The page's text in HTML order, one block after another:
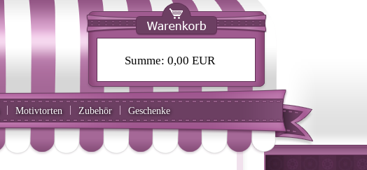
| Motivtorten | Zubehör | Geschenke
Summe: 0,00 EUR